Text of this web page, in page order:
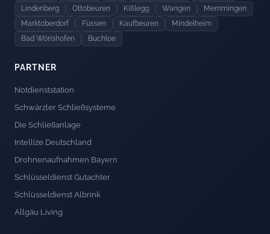
Lindenberg
Ottobeuren Kißlegg Wangen
Memmingen
Marktoberdorf
Füssen Kaufbeuren
Mindelheim
Bad Wörishofen
Buchloe
PARTNER
Notdienststation
Schwärzler Schließsysteme
Die Schließanlage
Intellize Deutschland
Drohnenaufnahmen Bayern
Schlüsseldienst Gutachter
Schlüsseldienst Albrink
Allgäu Living